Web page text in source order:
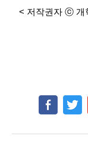
< 저작권자 ⓒ 개